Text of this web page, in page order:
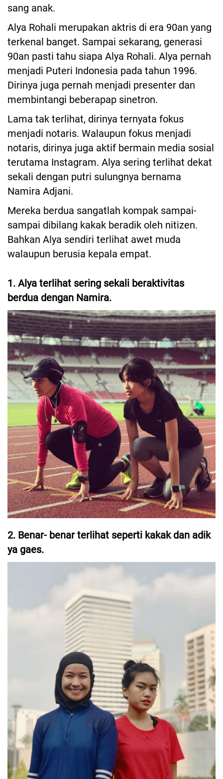
sang anak.
Alya Rohali merupakan aktris di era 90an yang
terkenal banget. Sampai sekarang, generasi
90an pasti tahu siapa Alya Rohali. Alya pernah
menjadi Puteri Indonesia pada tahun 1996.
Dirinya juga pernah menjadi presenter dan
membintangi beberapap sinetron.
Lama tak terlihat, dirinya ternyata fokus
menjadi notaris. Walaupun fokus menjadi
notaris, dirinya juga aktif bermain media sosial
terutama Instagram. Alya sering terlihat dekat
sekali dengan putri sulungnya bernama
Namira Adjani.
Mereka berdua sangatlah kompak sampai-
sampai dibilang kakak beradik oleh nitizen.
Bahkan Alya sendiri terlihat awet muda
walaupun berusia kepala empat.
1. Alya terlihat sering sekali beraktivitas
berdua dengan Namira.
2. Benar- benar terlihat seperti kakak dan adik
ya gaes.